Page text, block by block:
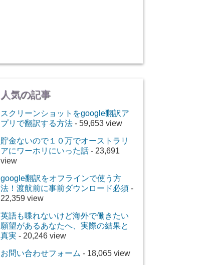
人気の記事
スクリーンショットをgoogle翻訳ア
プリで翻訳する方法 - 59,653 view
貯金ないので１０万でオーストラリ
アにワーホリにいった話 - 23,691
view
google翻訳をオフラインで使う方
法！渡航前に事前ダウンロード必須 -
22,359 view
英語も喋れないけど海外で働きたい
願望があるあなたへ、実際の結果と
真実 - 20,246 view
お問い合わせフォーム - 18,065 view